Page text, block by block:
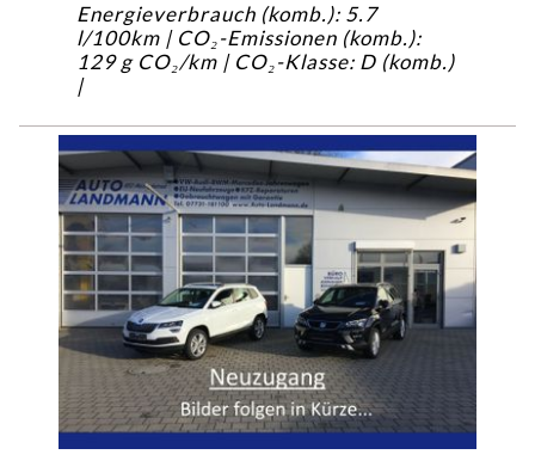
Energieverbrauch (komb.): 5.7
l/100km | CO₂-Emissionen (komb.):
129 g CO₂/km | CO₂-Klasse: D (komb.)
|